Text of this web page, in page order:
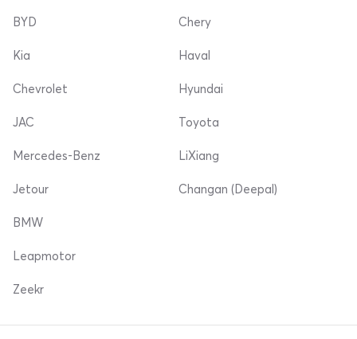
BYD
Kia
Chevrolet
Chery
Haval
Hyundai
JAC
Mercedes-Benz
Jetour
Toyota
LiXiang
Changan (Deepal)
BMW
Leapmotor
Zeekr